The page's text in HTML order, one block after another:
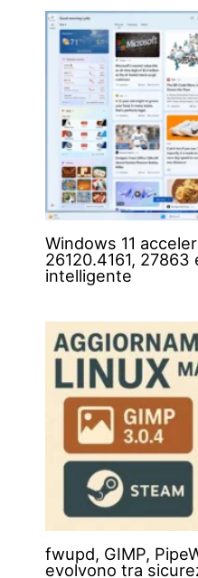
Windows 11
26120.4161, 27863
intelligente
fwupd, GIMP,
evolvono tra